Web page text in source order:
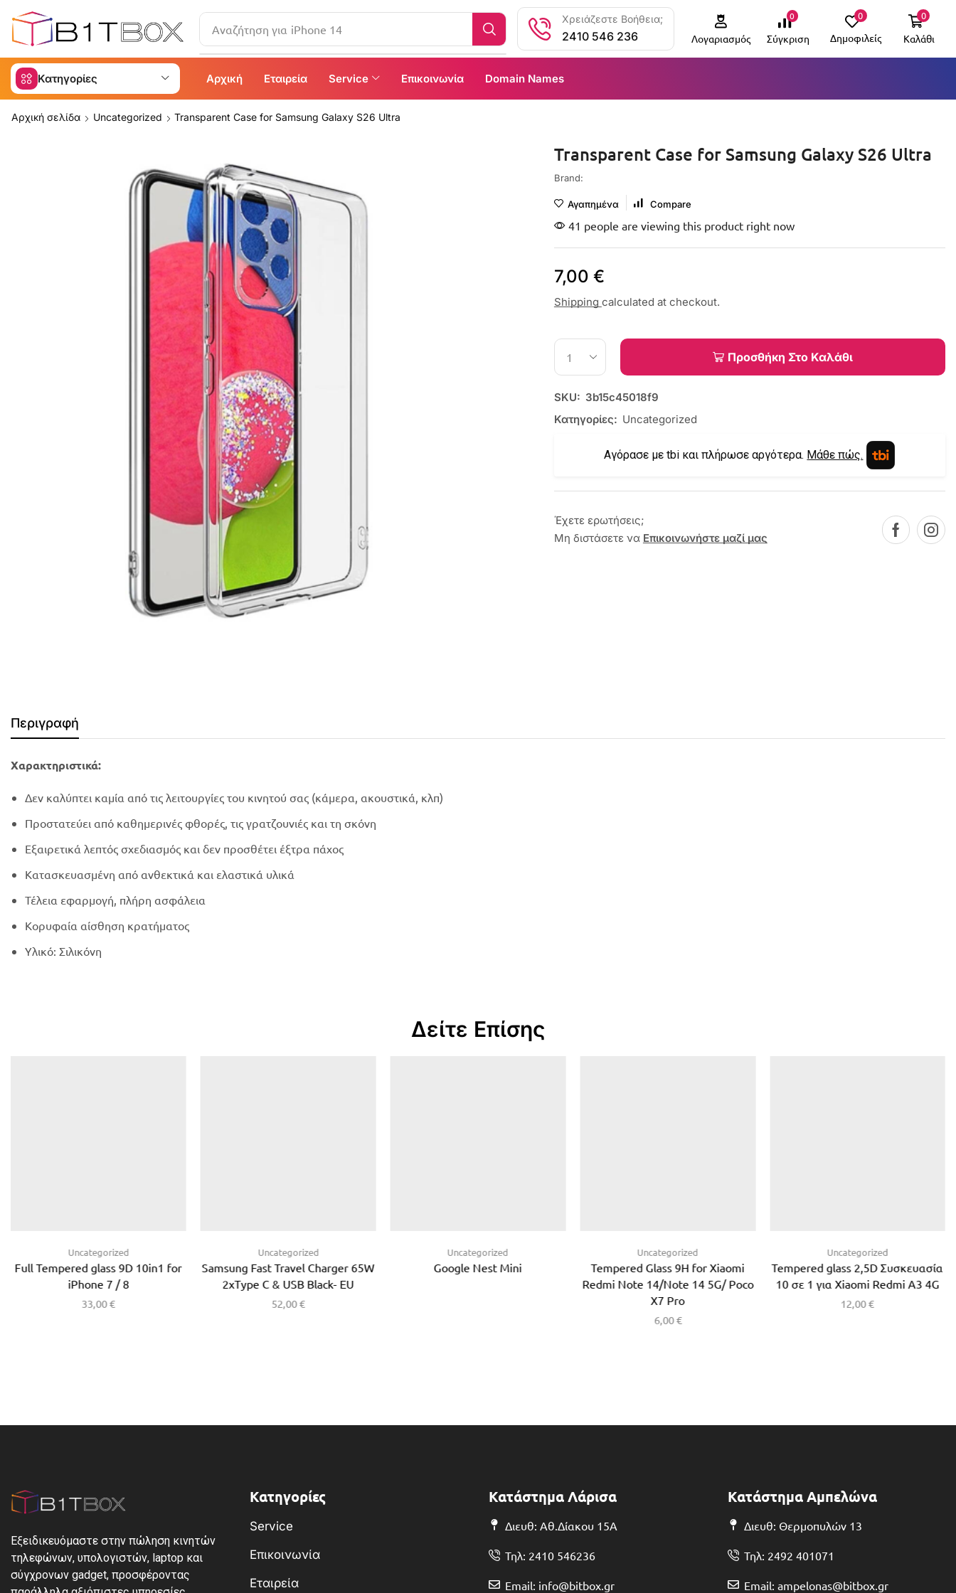
Αναζήτηση για iPhone 14
Χρειάζεστε Βοήθεια;
2410 546 236 Λογαριασμός
0
Σύγκριση
0
Δημοφιλείς
0
Καλάθι
Κατηγορίες Αρχική Εταιρεία Service Επικοινωνία Domain Names
Αρχική σελίδα Uncategorized Transparent Case for Samsung Galaxy S26 Ultra
Transparent Case for Samsung Galaxy S26 Ultra
Brand:
Αγαπημένα Compare
41 people are viewing this product right now
7,00 €
Shipping calculated at checkout.
Προσθήκη Στο Καλάθι
SKU: 3b15c45018f9
Κατηγορίες: Uncategorized
Αγόρασε με tbi και πλήρωσε αργότερα. Μάθε πώς.
Έχετε ερωτήσεις;
Μη διστάσετε να Επικοινωνήστε μαζί μας
Περιγραφή
Χαρακτηριστικά:
Δεν καλύπτει καμία από τις λειτουργίες του κινητού σας (κάμερα, ακουστικά, κλπ)
Προστατεύει από καθημερινές φθορές, τις γρατζουνιές και τη σκόνη
Εξαιρετικά λεπτός σχεδιασμός και δεν προσθέτει έξτρα πάχος
Κατασκευασμένη από ανθεκτικά και ελαστικά υλικά
Τέλεια εφαρμογή, πλήρη ασφάλεια
Κορυφαία αίσθηση κρατήματος
Υλικό: Σιλικόνη
Δείτε Επίσης
Uncategorized
Full Tempered glass 9D 10in1 for
iPhone 7 / 8
33,00€
Uncategorized
Samsung Fast Travel Charger 65W
2xType C & USB Black- EU
52,00€
Uncategorized
Google Nest Mini
Uncategorized
Tempered Glass 9H for Xiaomi
Redmi Note 14/Note 14 5G/ Poco
X7 Pro
6,00€
Uncategorized
Tempered glass 2,5D Συσκευασία
10 σε 1 για Xiaomi Redmi A3 4G
12,00€
Εξειδικευόμαστε στην πώληση κινητών
τηλεφώνων, υπολογιστών, laptop και
σύγχρονων gadget, προσφέροντας
Κατηγορίες
Service
Επικοινωνία
Εταιρεία
Κατάστημα Λάρισα
Διευθ: Αθ.Δίακου 15Α
Τηλ: 2410 546236
Email: info@bitbox.gr
Κατάστημα Αμπελώνα
Διευθ: Θερμοπυλών 13
Τηλ: 2492 401071
Email: ampelonas@bitbox.gr